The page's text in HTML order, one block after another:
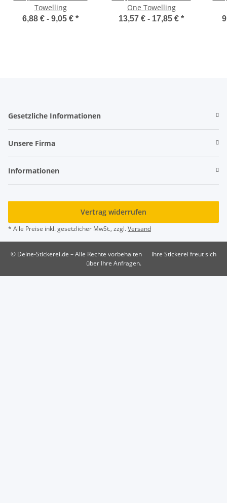
Towelling
6,88 € - 9,05 € *
One Towelling
13,57 € - 17,85 € *
Gesetzliche Informationen
Unsere Firma
Informationen
Vertrag widerrufen
* Alle Preise inkl. gesetzlicher MwSt., zzgl.Versand
© Deine-Stickerei.de – Alle Rechte vorbehalten
Ihre Stickerei freut sich
über Ihre Anfragen.